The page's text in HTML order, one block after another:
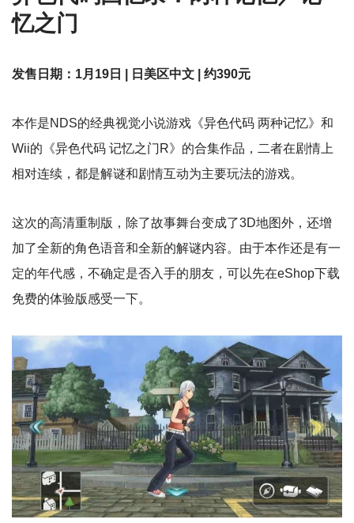
忆之门
发售日期：1月19日 | 日美区中文 | 约390元
本作是NDS的经典视觉小说游戏《异色代码 两种记忆》和
Wii的《异色代码 记忆之门R》的合集作品，二者在剧情上
相对连续，都是解谜和剧情互动为主要玩法的游戏。
这次的高清重制版，除了故事舞台变成了3D地图外，还增
加了全新的角色语音和全新的解谜内容。由于本作还是有一
定的年代感，不确定是否入手的朋友，可以先在eShop下载
免费的体验版感受一下。